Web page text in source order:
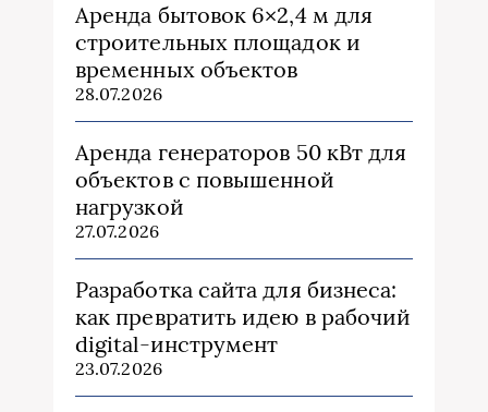
Аренда бытовок 6×2,4 м для
строительных площадок и
временных объектов
28.07.2026
Аренда генераторов 50 кВт для
объектов с повышенной
нагрузкой
27.07.2026
Разработка сайта для бизнеса:
как превратить идею в рабочий
digital-инструмент
23.07.2026